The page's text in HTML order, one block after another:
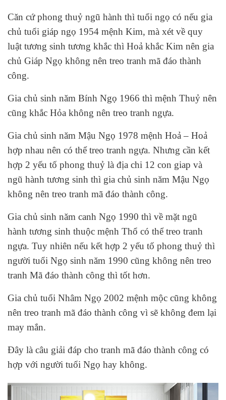
Căn cứ phong thuỷ ngũ hành thì tuổi ngọ có nếu gia
chủ tuổi giáp ngọ 1954 mệnh Kim, mà xét về quy
luật tương sinh tương khắc thì Hoả khắc Kim nên gia
chủ Giáp Ngọ không nên treo tranh mã đáo thành
công.
Gia chủ sinh năm Bính Ngọ 1966 thì mệnh Thuỷ nên
cũng khắc Hỏa không nên treo tranh ngựa.
Gia chủ sinh năm Mậu Ngọ 1978 mệnh Hoả – Hoả
hợp nhau nên có thể treo tranh ngựa. Nhưng cần kết
hợp 2 yếu tố phong thuỷ là địa chi 12 con giap và
ngũ hành tương sinh thì gia chủ sinh năm Mậu Ngọ
không nên treo tranh mã đáo thành công.
Gia chủ sinh năm canh Ngọ 1990 thì về mặt ngũ
hành tương sinh thuộc mệnh Thổ có thể treo tranh
ngựa. Tuy nhiên nếu kết hợp 2 yếu tố phong thuỷ thì
người tuổi Ngọ sinh năm 1990 cũng không nên treo
tranh Mã đáo thành công thì tốt hơn.
Gia chủ tuổi Nhâm Ngọ 2002 mệnh mộc cũng không
nên treo tranh mã đáo thành công vì sẽ không đem lại
may mắn.
Đây là câu giải đáp cho tranh mã đáo thành công có
hợp với người tuổi Ngọ hay không.